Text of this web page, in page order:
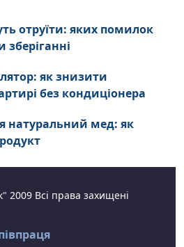
отруїти: яких помилок
зберіганні
як знизити
без кондиціонера
натуральний мед: як
2009 Всі права захищені